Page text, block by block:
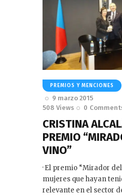
PREMIOS Y MENCIONES
9 marzo 2015
508 Views 0
CRISTINA
PREMIO
VINO”
· El premio “Mirador
mujeres que hayan
relevante en el sector